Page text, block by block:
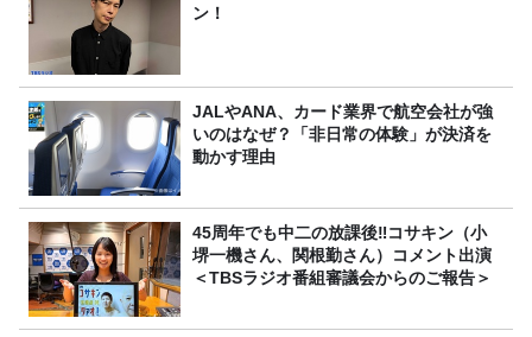
ン！
JALやANA、カード業界で航空会社が強
いのはなぜ？「非日常の体験」が決済を
動かす理由
45周年でも中二の放課後‼コサキン（小
堺一機さん、関根勤さん）コメント出演
＜TBSラジオ番組審議会からのご報告＞